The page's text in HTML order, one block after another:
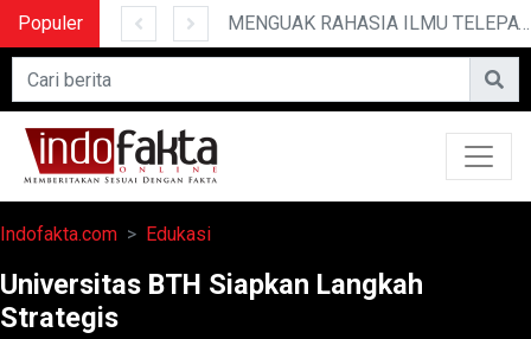
Populer MENGUAK RAHASIA ILMU TELEPATI
Indofakta.com Edukasi
Universitas BTH Siapkan Langkah
Strategis